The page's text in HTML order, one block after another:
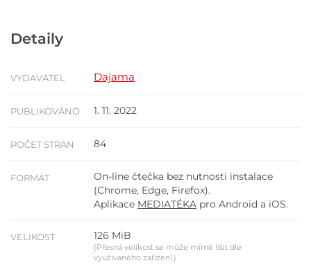
Detaily
VYDAVATEL Dajama
PUBLIKOVÁNO 1. 11. 2022
POČET STRAN 84
FORMÁT
On-line čtečka bez nutnosti instalace
(Chrome, Edge, Firefox).
Aplikace MEDIATÉKA pro Android a iOS.
VELIKOST 126 MiB
(Přesná velikost se může mírně lišit dle
využívaného zařízení.)